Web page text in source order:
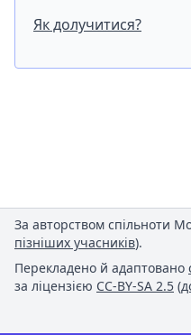
Як долучитися?
За авторством спільноти
пізніших учасників).
Перекладено й адаптовано
за ліцензією CC-BY-SA 2.5 (